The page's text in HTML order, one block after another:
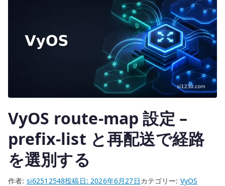
計
る
へ
の
VyOS route-map 設定 –
prefix-list と再配送で経路
を選別する
作者: si62512548投稿日: 2026年6月27日カテゴリー: VyOS